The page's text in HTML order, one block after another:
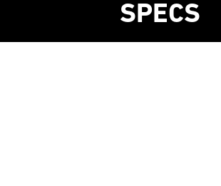
SPECS